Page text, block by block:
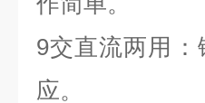
9交直流两用
应。